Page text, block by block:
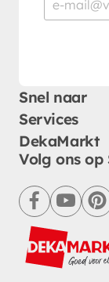
Snel naar
Services
DekaMarkt
Volg ons op
facebook